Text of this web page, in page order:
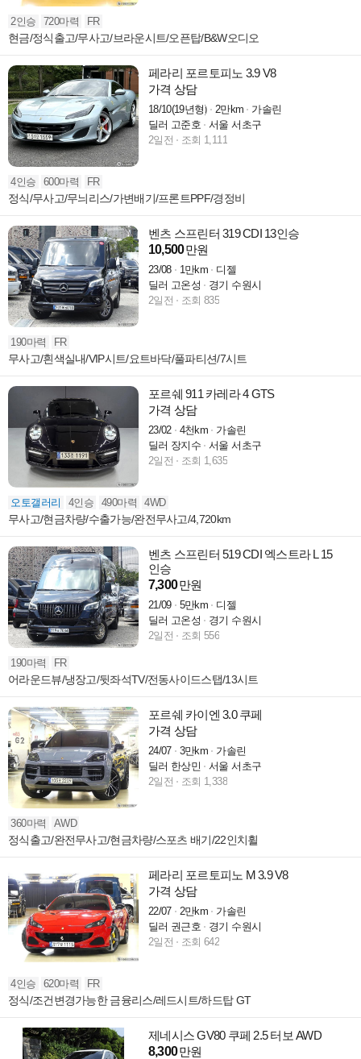
2인승 720마력 FR
현금/정식출고/무사고/브라운시트/오픈탑/B&W오디오
페라리 포르토피노 3.9 V8
가격 상담
18/10(19년형) 2만km
가솔린
딜러 고준호
서울 서초구
2일전
조회 1,111
4인승 600마력 FR
정식/무사고/무늬리스/가변배기/프론트PPF/경정비
벤츠 스프린터 319 CDI 13인승
10,500만원
23/08 1만km
디젤
딜러 고온성
경기 수원시
2일전
조회 835
190마력 FR
무사고/흰색실내/VIP시트/요트바닥/풀파티션/7시트
포르쉐 911 카레라 4 GTS
가격 상담
23/02 4천km
가솔린
딜러 장지수
서울 서초구
2일전
조회 1,635
오토갤러리 4인승 490마력 4WD
무사고/현금차량/수출가능/완전무사고/4,720km
벤츠 스프린터 519 CDI 엑스트라 L 15
인승
7,300만원
21/09 5만km
디젤
딜러 고온성
경기 수원시
2일전
조회 556
190마력 FR
어라운드뷰/냉장고/뒷좌석TV/전동사이드스탭/13시트
포르쉐 카이엔 3.0 쿠페
가격 상담
24/07 3만km
가솔린
딜러 한상민
서울 서초구
2일전
조회 1,338
360마력 AWD
정식출고/완전무사고/현금차량/스포츠 배기/22인치휠
페라리 포르토피노 M 3.9 V8
가격 상담
22/07 2만km
가솔린
딜러 권근호
경기 수원시
2일전
조회 642
4인승 620마력 FR
정식/조건변경가능한 금융리스/레드시트/하드탑 GT
제네시스 GV80 쿠페 2.5 터보 AWD
8,300만원